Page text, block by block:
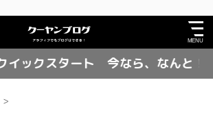
ート 今なら、なんと！ お得に契
>